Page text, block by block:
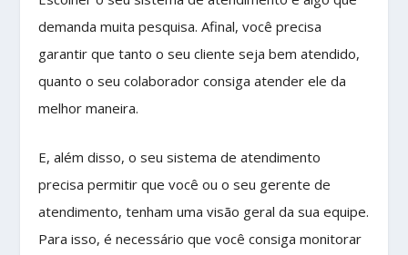
demanda muita pesquisa. Afinal, você precisa
garantir que tanto o seu cliente seja bem atendido,
quanto o seu colaborador consiga atender ele da
melhor maneira.
E, além disso, o seu sistema de atendimento
precisa permitir que você ou o seu gerente de
atendimento, tenham uma visão geral da sua equipe.
Para isso, é necessário que você consiga monitorar